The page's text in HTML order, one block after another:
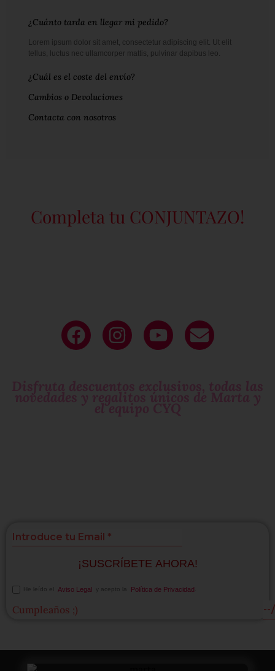
¿Cuánto tarda en llegar mi pedido?
Lorem ipsum dolor sit amet, consectetur adipiscing elit. Ut elit
tellus, luctus nec ullamcorper mattis, pulvinar dapibus leo.
¿Cuál es el coste del envío?
Cambios o Devoluciones
Contacta con nosotros
Completa tu CONJUNTAZO!
Disfruta descuentos exclusivos, todas las
novedades y regalitos únicos de Marta y
el equipo CYQ
¡SUSCRÍBETE AHORA!
He leído el Aviso Legal y acepto la Política de Privacidad
Cumpleaños ;)